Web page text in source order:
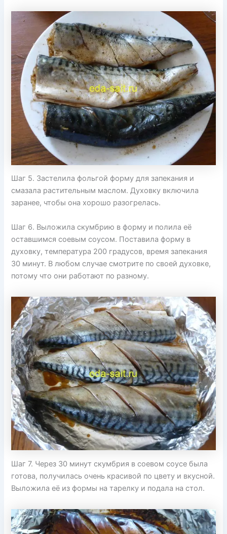
Шаг 5. Застелила фольгой форму для запекания и
смазала растительным маслом. Духовку включила
заранее, чтобы она хорошо разогрелась.
Шаг 6. Выложила скумбрию в форму и полила её
оставшимся соевым соусом. Поставила форму в
духовку, температура 200 градусов, время запекания
30 минут. В любом случае смотрите по своей духовке,
потому что они работают по разному.
Шаг 7. Через 30 минут скумбрия в соевом соусе была
готова, получилась очень красивой по цвету и вкусной.
Выложила её из формы на тарелку и подала на стол.